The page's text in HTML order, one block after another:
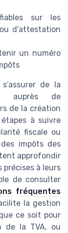
sur les
d’attestation
un numéro
de la
auprès de
de la création
à suivre
fiscale ou
impôts des
approfondir
précises à leurs
de consulter
fréquentes
la gestion
ce soit pour
de la TVA, ou